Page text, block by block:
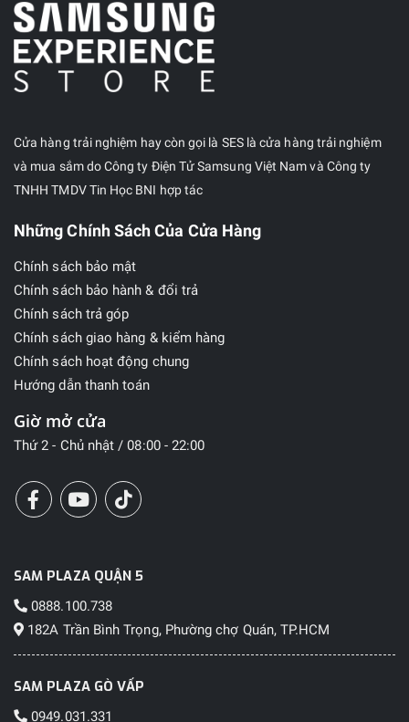
Cửa hàng trải nghiệm hay còn gọi là SES là cửa hàng trải nghiệm
và mua sắm do Công ty Điện Tử Samsung Việt Nam và Công ty
TNHH TMDV Tin Học BNI hợp tác
Những Chính Sách Của Cửa Hàng
Chính sách bảo mật
Chính sách bảo hành & đổi trả
Chính sách trả góp
Chính sách giao hàng & kiểm hàng
Chính sách hoạt động chung
Hướng dẫn thanh toán
Giờ mở cửa
Thứ 2 - Chủ nhật / 08:00 - 22:00
SAM PLAZA QUẬN 5
0888.100.738
182A Trần Bình Trọng, Phường chợ Quán, TP.HCM
SAM PLAZA GÒ VẤP
0949.031.331